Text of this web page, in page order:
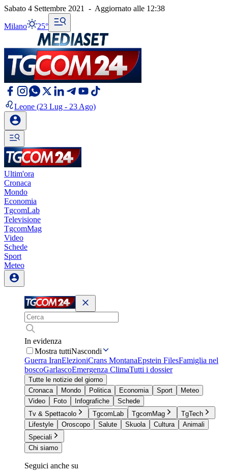
Sabato 4 Settembre 2021 - Aggiornato alle 12:38
Milano 25°
Leone (23 Lug - 23 Ago)
Ultim'ora
Cronaca
Mondo
Economia
TgcomLab
Televisione
TgcomMag
Video
Schede
Sport
Meteo
In evidenza
Mostra tuttiNascondi
Guerra IranElezioniCrans MontanaEpstein FilesFamiglia nel
boscoGarlascoEmergenza ClimaTutti i dossier
Tutte le notizie del giorno
Cronaca
Mondo Politica Economia Sport
Meteo
Video
Foto Infografiche
Schede
Tv & Spettacolo
TgcomLab TgcomMag
TgTech
Lifestyle
Oroscopo Salute Skuola Cultura
Animali
Speciali
Chi siamo
Seguici anche su